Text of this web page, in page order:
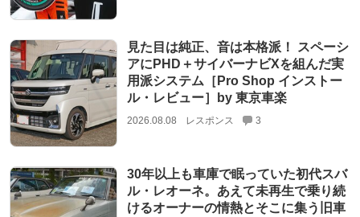
見た目は純正、音は本格派！ スペーシ
アにPHD＋サイバーナビXを組んだ実
用派システム［Pro Shop インストー
ル・レビュー］by 東京車楽
2026.08.08 レスポンス 3
30年以上も車庫で眠っていた初代スバ
ル・レオーネ。あえて未再生で乗り続
けるオーナーの情熱とそこに集う旧車